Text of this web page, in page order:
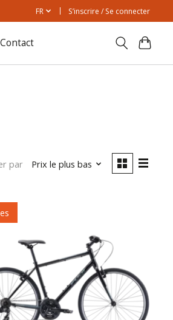
FR S’inscrire / Se connecter
Contact
par Prix le plus bas